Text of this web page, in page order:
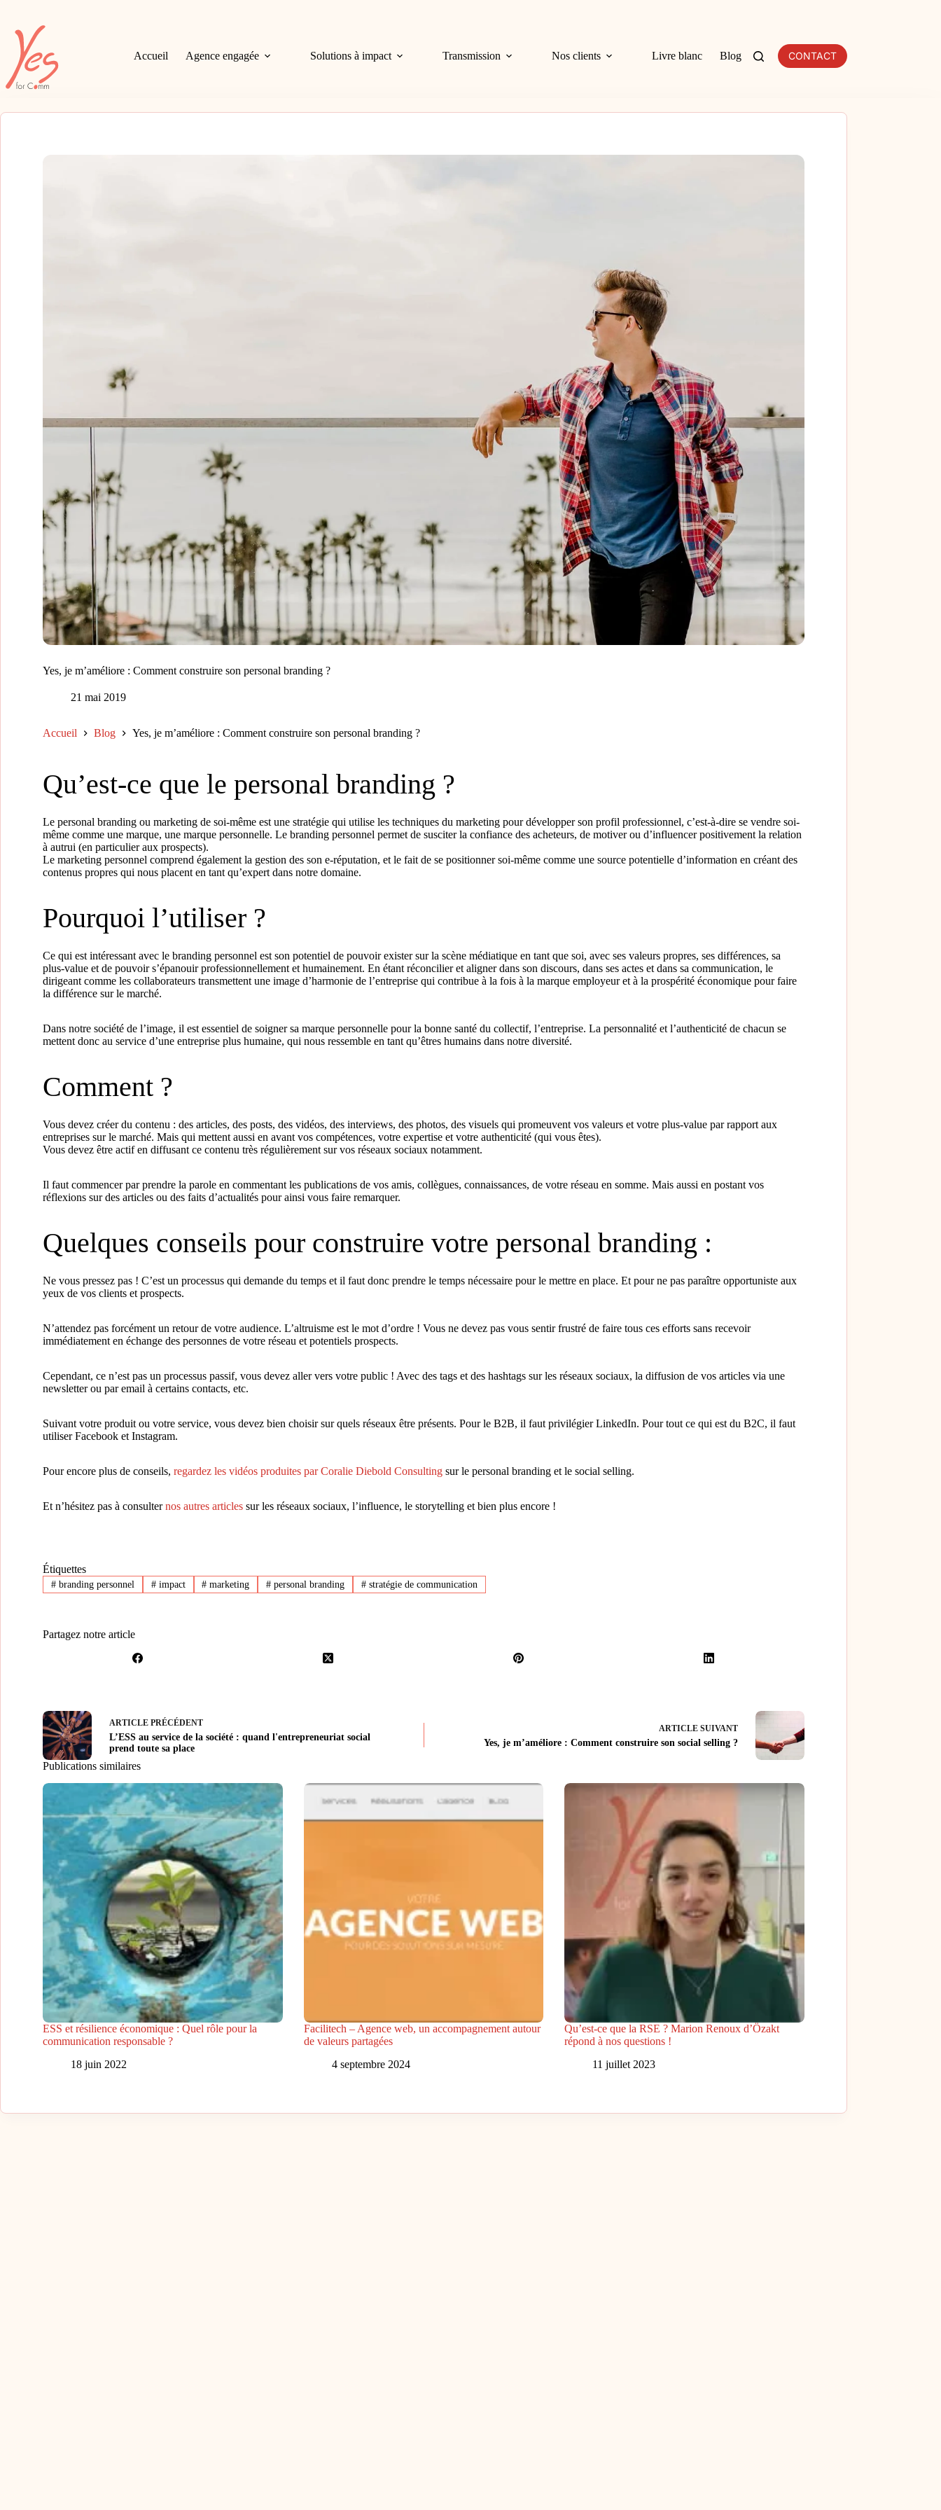
contenu
Accueil Agence engagée Solutions à impact Transmission Nos clients Livre blanc Blog CONTACT
Yes, je m’améliore : Comment construire son personal branding ?
21 mai 2019
Accueil Blog Yes, je m’améliore : Comment construire son personal branding ?
Qu’est-ce que le personal branding ?
Le personal branding ou marketing de soi-même est une stratégie qui utilise les techniques du marketing pour développer son profil professionnel, c’est-à-dire se vendre soi-
même comme une marque, une marque personnelle. Le branding personnel permet de susciter la confiance des acheteurs, de motiver ou d’influencer positivement la relation
à autrui (en particulier aux prospects).
Le marketing personnel comprend également la gestion des son e-réputation, et le fait de se positionner soi-même comme une source potentielle d’information en créant des
contenus propres qui nous placent en tant qu’expert dans notre domaine.
Pourquoi l’utiliser ?
Ce qui est intéressant avec le branding personnel est son potentiel de pouvoir exister sur la scène médiatique en tant que soi, avec ses valeurs propres, ses différences, sa
plus-value et de pouvoir s’épanouir professionnellement et humainement. En étant réconcilier et aligner dans son discours, dans ses actes et dans sa communication, le
dirigeant comme les collaborateurs transmettent une image d’harmonie de l’entreprise qui contribue à la fois à la marque employeur et à la prospérité économique pour faire
la différence sur le marché.
Dans notre société de l’image, il est essentiel de soigner sa marque personnelle pour la bonne santé du collectif, l’entreprise. La personnalité et l’authenticité de chacun se
mettent donc au service d’une entreprise plus humaine, qui nous ressemble en tant qu’êtres humains dans notre diversité.
Comment ?
Vous devez créer du contenu : des articles, des posts, des vidéos, des interviews, des photos, des visuels qui promeuvent vos valeurs et votre plus-value par rapport aux
entreprises sur le marché. Mais qui mettent aussi en avant vos compétences, votre expertise et votre authenticité (qui vous êtes).
Vous devez être actif en diffusant ce contenu très régulièrement sur vos réseaux sociaux notamment.
Il faut commencer par prendre la parole en commentant les publications de vos amis, collègues, connaissances, de votre réseau en somme. Mais aussi en postant vos
réflexions sur des articles ou des faits d’actualités pour ainsi vous faire remarquer.
Quelques conseils pour construire votre personal branding :
Ne vous pressez pas ! C’est un processus qui demande du temps et il faut donc prendre le temps nécessaire pour le mettre en place. Et pour ne pas paraître opportuniste aux
yeux de vos clients et prospects.
N’attendez pas forcément un retour de votre audience. L’altruisme est le mot d’ordre ! Vous ne devez pas vous sentir frustré de faire tous ces efforts sans recevoir
immédiatement en échange des personnes de votre réseau et potentiels prospects.
Cependant, ce n’est pas un processus passif, vous devez aller vers votre public ! Avec des tags et des hashtags sur les réseaux sociaux, la diffusion de vos articles via une
newsletter ou par email à certains contacts, etc.
Suivant votre produit ou votre service, vous devez bien choisir sur quels réseaux être présents. Pour le B2B, il faut privilégier LinkedIn. Pour tout ce qui est du B2C, il faut
utiliser Facebook et Instagram.
Pour encore plus de conseils, regardez les vidéos produites par Coralie Diebold Consulting sur le personal branding et le social selling.
Et n’hésitez pas à consulternos autres articles sur les réseaux sociaux, l’influence, le storytelling et bien plus encore !
Étiquettes
#branding personnel #impact # marketing # personal branding # stratégie de communication
Partagez notre article
ARTICLE PRÉCÉDENT
L’ESS au service de la société : quand l'entrepreneuriat social
prend toute sa place
ARTICLESUIVANT
Yes, je m’améliore : Comment construire son social selling ?
Publications similaires
ESS et résilience économique : Quel rôle pour la
communication responsable ?
18 juin 2022
Facilitech – Agence web, un accompagnement autour
de valeurs partagées
4 septembre 2024
Qu’est-ce que la RSE ? Marion Renoux d’Özakt
répond à nos questions !
11 juillet 2023